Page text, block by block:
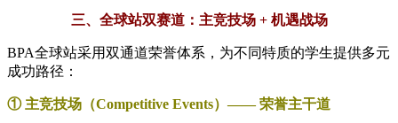
三、全球站双赛道：主竞技场 + 机遇战场
BPA全球站采用双通道荣誉体系，为不同特质的学生提供多元
成功路径：
① 主竞技场（Competitive Events）—— 荣誉主干道